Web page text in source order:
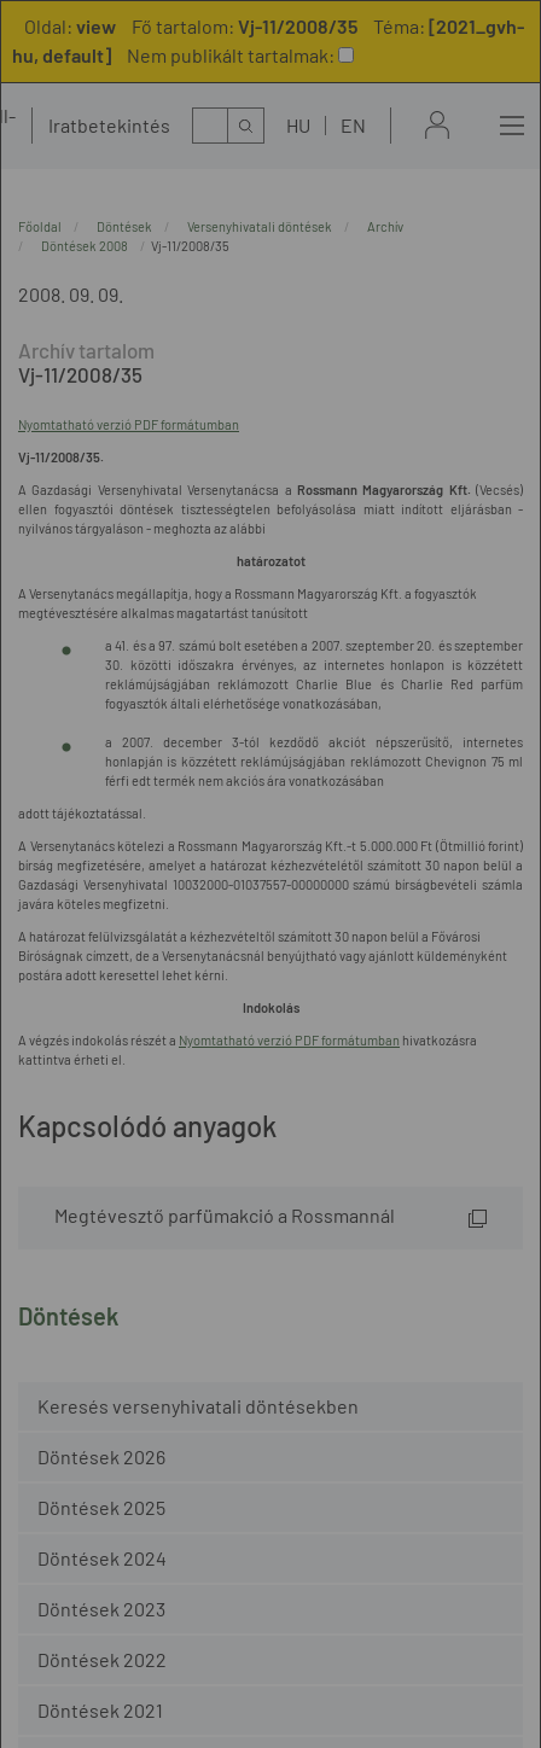
Oldal: view Fő tartalom: Vj-11/2008/35 Téma: [2021_gvh-
hu, default]
Nem publikált tartalmak:
Iratbetekintés Kereső HU EN
Döntések
Keresés versenyhivatali döntésekben
Döntések 2026
Döntések 2025
Döntések 2024
Döntések 2023
Döntések 2022
Döntések 2021
Főoldal Döntések Versenyhivatali döntések
Archív
Döntések 2008
Vj-11/2008/35
2008. 09. 09.
Vj-11/2008/35
Nyomtatható verzió PDF formátumban
Vj-11/2008/35.
A Gazdasági Versenyhivatal Versenytanácsa a Rossmann Magyarország Kft. (Vecsés)
ellen fogyasztói döntések tisztességtelen befolyásolása miatt indított eljárásban -
nyilvános tárgyaláson - meghozta az alábbi
határozatot
A Versenytanács megállapítja, hogy a Rossmann Magyarország Kft. a fogyasztók
megtévesztésére alkalmas magatartást tanúsított
a 41. és a 97. számú bolt esetében a 2007. szeptember 20. és szeptember
30. közötti időszakra érvényes, az internetes honlapon is közzétett
reklámújságjában reklámozott Charlie Blue és Charlie Red parfüm
fogyasztók általi elérhetősége vonatkozásában,
a 2007. december 3-tól kezdődő akciót népszerűsítő, internetes
honlapján is közzétett reklámújságjában reklámozott Chevignon 75 ml
férfi edt termék nem akciós ára vonatkozásában
adott tájékoztatással.
A Versenytanács kötelezi a Rossmann Magyarország Kft.-t 5.000.000 Ft (Ötmillió forint)
bírság megfizetésére, amelyet a határozat kézhezvételétől számított 30 napon belül a
Gazdasági Versenyhivatal 10032000-01037557-00000000 számú bírságbevételi számla
javára köteles megfizetni.
A határozat felülvizsgálatát a kézhezvételtől számított 30 napon belül a Fővárosi
Bíróságnak címzett, de a Versenytanácsnál benyújtható vagy ajánlott küldeményként
postára adott keresettel lehet kérni.
Indokolás
A végzés indokolás részét a Nyomtatható verzió PDF formátumban hivatkozásra
kattintva érheti el.
Kapcsolódó anyagok
Megtévesztő parfümakció a Rossmannál